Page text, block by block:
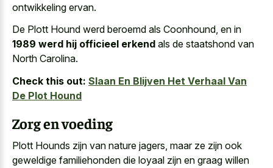
ontwikkeling ervan.
De Plott Hound werd beroemd als Coonhound, en in
1989 werd hij officieel erkend als de staatshond van
North Carolina.
Check this out: Slaan En Blijven Het Verhaal Van
De Plot Hound
Zorg en voeding
Plott Hounds zijn van nature jagers, maar ze zijn ook
geweldige familiehonden die loyaal zijn en graag willen